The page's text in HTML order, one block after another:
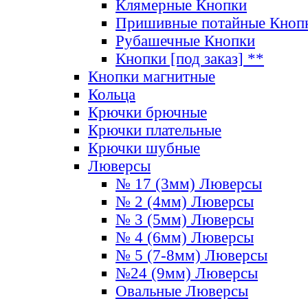
Клямерные Кнопки
Пришивные потайные
Рубашечные Кнопки
Кнопки [под заказ] **
Кнопки магнитные
Кольца
Крючки брючные
Крючки плательные
Крючки шубные
Люверсы
№ 17 (3мм) Люверсы
№ 2 (4мм) Люверсы
№ 3 (5мм) Люверсы
№ 4 (6мм) Люверсы
№ 5 (7-8мм) Люверсы
№24 (9мм) Люверсы
Овальные Люверсы